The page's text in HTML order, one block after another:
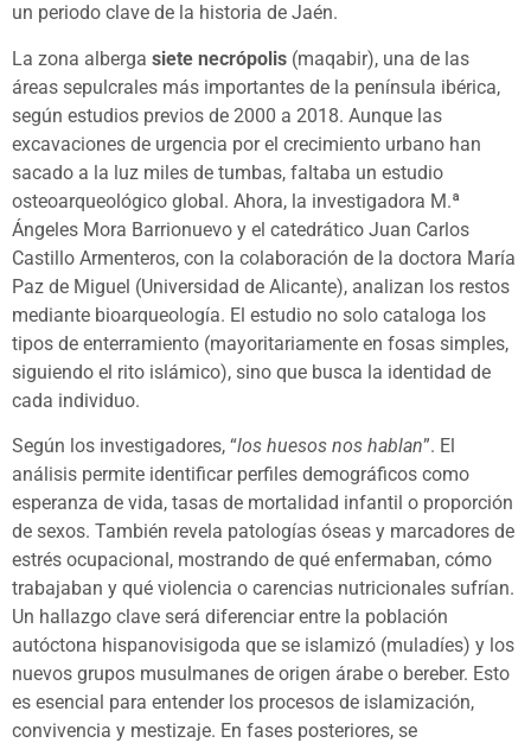
un periodo clave de la historia de Jaén.
La zona alberga siete necrópolis (maqabir), una de las
áreas sepulcrales más importantes de la península ibérica,
según estudios previos de 2000 a 2018. Aunque las
excavaciones de urgencia por el crecimiento urbano han
sacado a la luz miles de tumbas, faltaba un estudio
osteoarqueológico global. Ahora, la investigadora M.ª
Ángeles Mora Barrionuevo y el catedrático Juan Carlos
Castillo Armenteros, con la colaboración de la doctora María
Paz de Miguel (Universidad de Alicante), analizan los restos
mediante bioarqueología. El estudio no solo cataloga los
tipos de enterramiento (mayoritariamente en fosas simples,
siguiendo el rito islámico), sino que busca la identidad de
cada individuo.
Según los investigadores, “los huesos nos hablan”. El
análisis permite identificar perfiles demográficos como
esperanza de vida, tasas de mortalidad infantil o proporción
de sexos. También revela patologías óseas y marcadores de
estrés ocupacional, mostrando de qué enfermaban, cómo
trabajaban y qué violencia o carencias nutricionales sufrían.
Un hallazgo clave será diferenciar entre la población
autóctona hispanovisigoda que se islamizó (muladíes) y los
nuevos grupos musulmanes de origen árabe o bereber. Esto
es esencial para entender los procesos de islamización,
convivencia y mestizaje. En fases posteriores, se